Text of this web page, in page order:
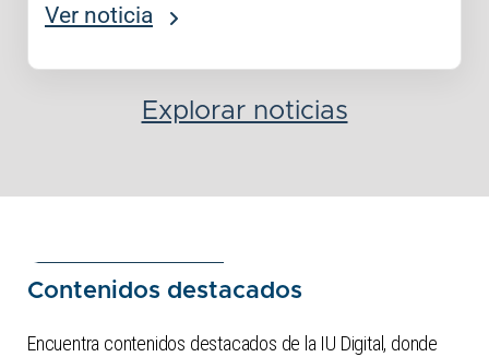
Ver noticia
Explorar noticias
Contenidos destacados
Encuentra contenidos destacados de la IU Digital, donde